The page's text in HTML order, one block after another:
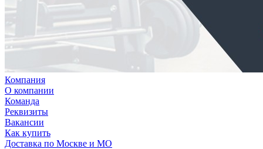
Компания
О компании
Команда
Реквизиты
Вакансии
Как купить
Доставка по Москве и МО